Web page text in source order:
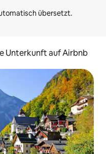
Unterkunft auf Airbnb